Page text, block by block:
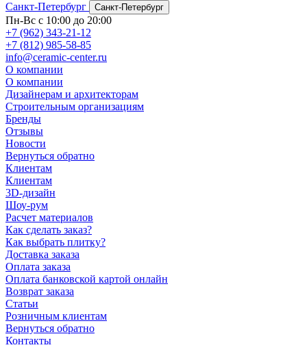
Санкт-Петербург
Санкт-Петербург
Пн-Вс с 10:00 до 20:00
+7 (962) 343-21-12
+7 (812) 985-58-85
info@ceramic-center.ru
О компании
О компании
Дизайнерам и архитекторам
Строительным организациям
Бренды
Отзывы
Новости
Вернуться обратно
Клиентам
Клиентам
3D-дизайн
Шоу-рум
Расчет материалов
Как сделать заказ?
Как выбрать плитку?
Доставка заказа
Оплата заказа
Оплата банковской картой онлайн
Возврат заказа
Статьи
Розничным клиентам
Вернуться обратно
Контакты